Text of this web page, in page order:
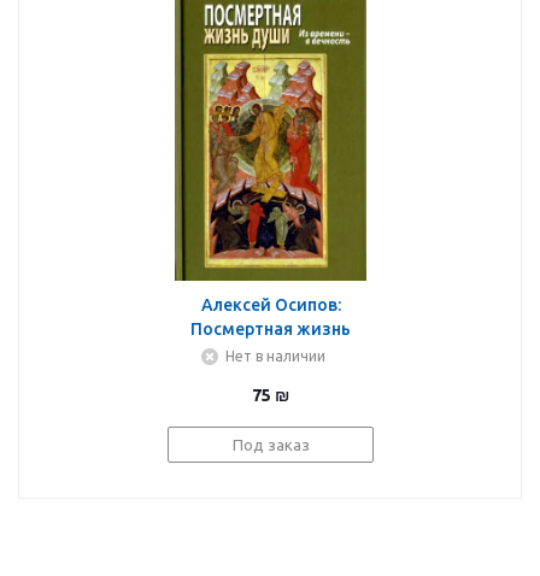
Алексей Осипов:
Посмертная жизнь
души. Из времени в
Нет в наличии
75 ₪
Под заказ